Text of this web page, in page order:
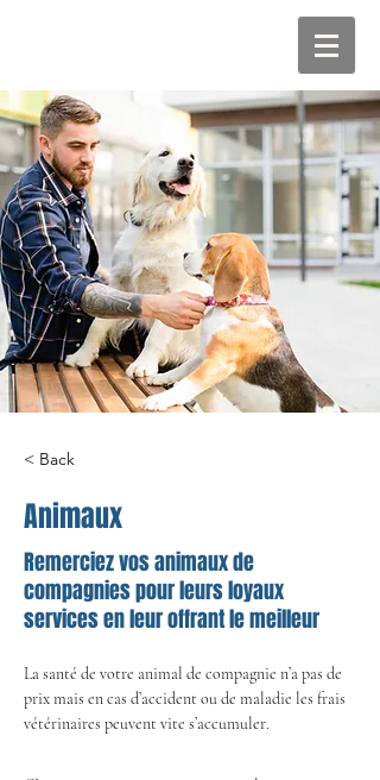
< Back
Animaux
Remerciez vos animaux de
compagnies pour leurs loyaux
services en leur offrant le meilleur
La santé de votre animal de compagnie n’a pas de
prix mais en cas d’accident ou de maladie les frais
vétérinaires peuvent vite s’accumuler.